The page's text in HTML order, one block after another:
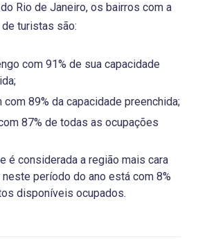
Rio de Janeiro, os bairros com a
turistas são:
com 91% de sua capacidade
com 89% da capacidade preenchida;
87% de todas as ocupações
é considerada a região mais cara
período do ano está com 8%
disponíveis ocupados.